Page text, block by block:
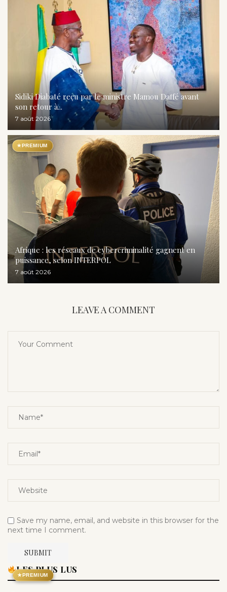
Sidiki Diabaté reçu par le ministre Mamou Daffé avant
son retour à...
7 août 2026
★PREMIUM
Afrique : les réseaux de cybercriminalité gagnent en
puissance, selon INTERPOL
7 août 2026
LEAVE A COMMENT
Save my name, email, and website in this browser for the
next time I comment.
★PREMIUM
LES PLUS LUS